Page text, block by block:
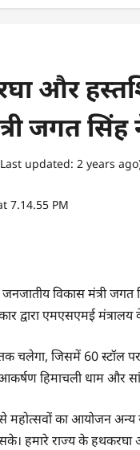
और
जगत सिंह
updated: 2 years
विकास मंत्री
द्वारा एमएसएमई
जिसमें 60 स्टॉल पर
हिमाचली धाम और
महोत्सवों का आयोजन अन्य
हमारे राज्य के